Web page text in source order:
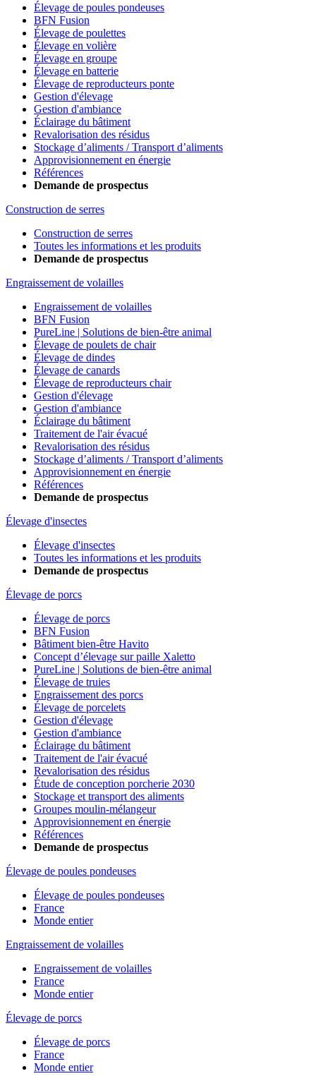
Élevage de poules pondeuses
BFN Fusion
Élevage de poulettes
Élevage en volière
Élevage en groupe
Élevage en batterie
Élevage de reproducteurs ponte
Gestion d'élevage
Gestion d'ambiance
Éclairage du bâtiment
Revalorisation des résidus
Stockage d’aliments / Transport d’aliments
Approvisionnement en énergie
Références
Demande de prospectus
Construction de serres
Construction de serres
Toutes les informations et les produits
Demande de prospectus
Engraissement de volailles
Engraissement de volailles
BFN Fusion
PureLine | Solutions de bien-être animal
Élevage de poulets de chair
Élevage de dindes
Élevage de canards
Élevage de reproducteurs chair
Gestion d'élevage
Gestion d'ambiance
Éclairage du bâtiment
Traitement de l'air évacué
Revalorisation des résidus
Stockage d’aliments / Transport d’aliments
Approvisionnement en énergie
Références
Demande de prospectus
Élevage d'insectes
Élevage d'insectes
Toutes les informations et les produits
Demande de prospectus
Élevage de porcs
Élevage de porcs
BFN Fusion
Bâtiment bien-être Havito
Concept d’élevage sur paille Xaletto
PureLine | Solutions de bien-être animal
Élevage de truies
Engraissement des porcs
Élevage de porcelets
Gestion d'élevage
Gestion d'ambiance
Éclairage du bâtiment
Traitement de l'air évacué
Revalorisation des résidus
Étude de conception porcherie 2030
Stockage et transport des aliments
Groupes moulin-mélangeur
Approvisionnement en énergie
Références
Demande de prospectus
Élevage de poules pondeuses
Élevage de poules pondeuses
France
Monde entier
Engraissement de volailles
Engraissement de volailles
France
Monde entier
Élevage de porcs
Élevage de porcs
France
Monde entier